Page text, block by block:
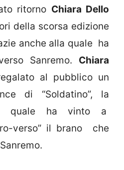
ritorno Chiara Dello
della scorsa edizione
anche alla quale ha
Sanremo. Chiara
al pubblico un
di “Soldatino”, la
quale ha vinto a
verso” il brano che